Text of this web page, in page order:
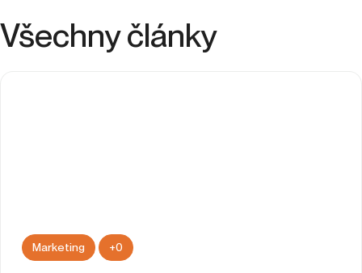
Kariéra People & Culture
Všechny články
Marketing +0